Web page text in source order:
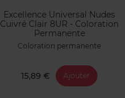
Excellence Universal Nudes
Cuivré Clair 8UR - Coloration
Permanente
Coloration permanente
15,89 € Ajouter